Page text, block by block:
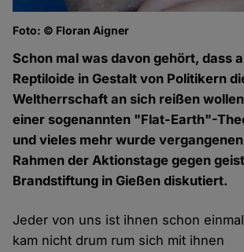
Foto: © Floran Aigner
Schon mal was davon gehört, dass
Reptiloide in Gestalt von Politikern
Weltherrschaft an sich reißen
einer sogenannten "Flat-Earth"-
und vieles mehr wurde
Rahmen der Aktionstage gegen
Brandstiftung in Gießen diskutiert.
Jeder von uns ist ihnen schon
kam nicht drum rum sich mit ihnen